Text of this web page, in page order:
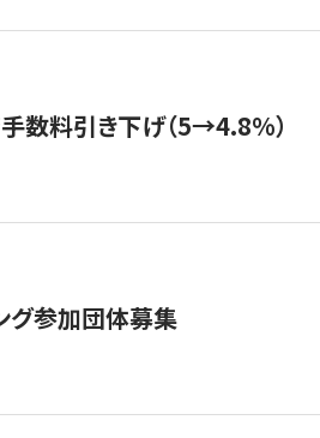
数料引き下げ（5→4.8%）
グ参加団体募集